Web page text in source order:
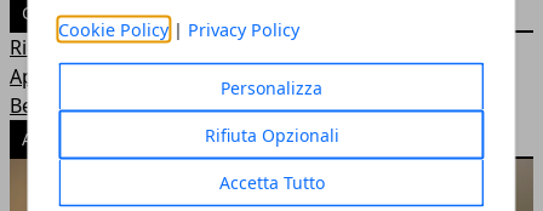
Cookie Policy | Privacy Policy
Personalizza
Rifiuta Opzionali
Accetta Tutto
CATEGORIE
Ricette
Approfondimenti
Benessere
ARTICOLI POPOLARI